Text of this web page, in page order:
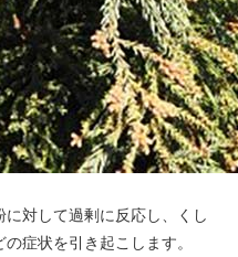
対して過剰に反応し、くし
症状を引き起こします。